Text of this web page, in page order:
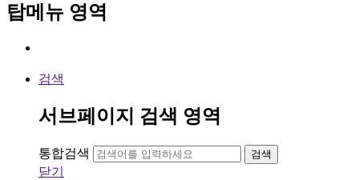
탑메뉴 영역
검색
서브페이지 검색 영역
통합검색 검색
닫기